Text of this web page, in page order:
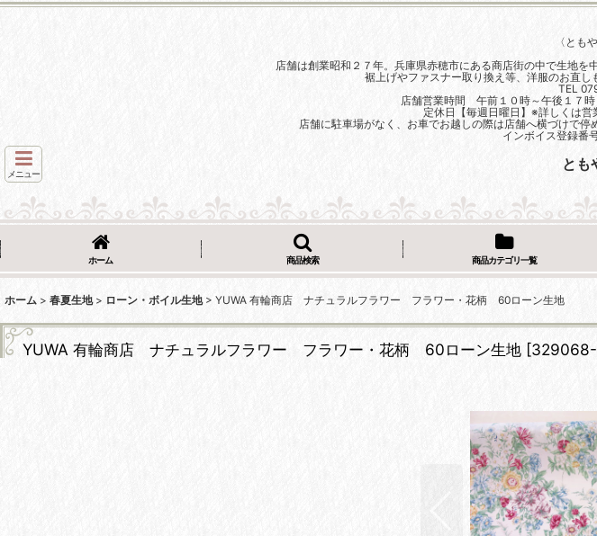
〈とも
店舗は創業昭和２７年。兵庫県赤穂市にある商店街の中で生地を
裾上げやファスナー取り換え等、洋服のお直
TEL
店舗営業時間 午前１０時～午後１７
定休日【毎週日曜日】※詳しくは営
店舗に駐車場がなく、お車でお越しの際は店舗へ横づけで停
インボイス登録番
メニュー
とも
ホーム 商品検索 商品カテゴリ一覧
ホーム > 春夏生地 > ローン・ボイル生地 > YUWA 有輪商店 ナチュラルフラワー フラワー・花柄 60ローン生地
YUWA 有輪商店 ナチュラルフラワー フラワー・花柄 60ローン生地 [